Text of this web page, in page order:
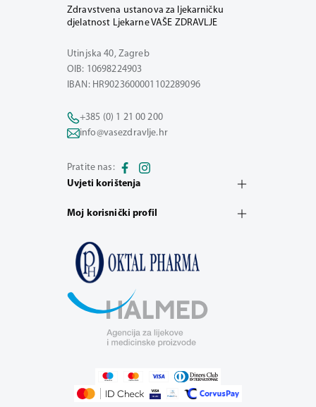
Zdravstvena ustanova za ljekarničku
djelatnost Ljekarne VAŠE ZDRAVLJE
Utinjska 40, Zagreb
OIB: 10698224903
IBAN: HR9023600001102289096
+385 (0) 1 21 00 200
info@vasezdravlje.hr
Pratite nas:
Uvjeti korištenja
Moj korisnički profil